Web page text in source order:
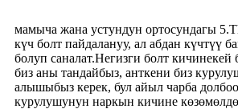
мамыча жана устундун ортосундагы
күч болт пайдалануу, ал абдан күчтүү
болуп саналат.Негизги болт кичинекей
биз аны тандайбыз, анткени биз
алышыбыз керек, бул айыл чарба
курулушунун наркын кичине